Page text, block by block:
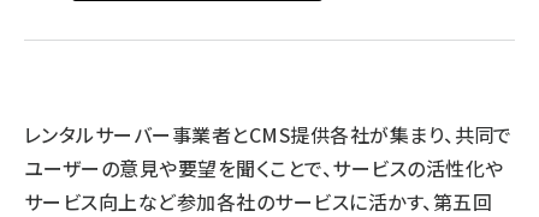
レンタルサーバー事業者とCMS提供各社が集まり、共同で
ユーザーの意見や要望を聞くことで、サービスの活性化や
サービス向上など参加各社のサービスに活かす、第五回